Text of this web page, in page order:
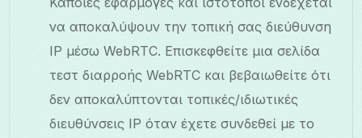
να αποκαλύψουν την τοπική σας διεύθυνση
IP μέσω WebRTC. Επισκεφθείτε μια σελίδα
τεστ διαρροής WebRTC και βεβαιωθείτε ότι
δεν αποκαλύπτονται τοπικές/ιδιωτικές
διευθύνσεις IP όταν έχετε συνδεθεί με το